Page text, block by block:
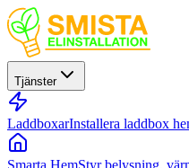
Tjänster
LaddboxarInstallera laddbox
Smarta HemStyr belysning,